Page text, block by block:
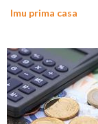
Imu prima casa